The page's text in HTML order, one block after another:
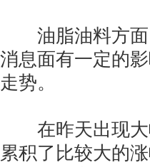
油脂油料方面
消息面有一定的
走势。
在昨天出现大
累积了比较大的